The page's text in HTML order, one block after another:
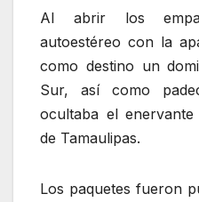
Al abrir los
autoestéreo con la
como destino un
Sur, así como
ocultaba el
de Tamaulipas.
Los paquetes fueron